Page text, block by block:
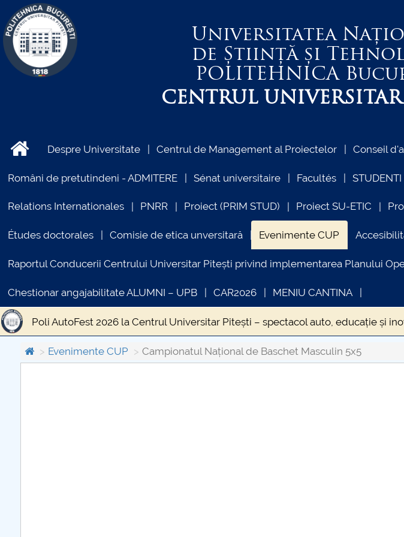
Universitatea
de Știință și
POLITEHNICA
CENTRUL
Despre Universitate Centrul de Management al Proiectelor Conseil
Români de pretutindeni - ADMITERE Sénat universitaire Facultés STUDENTI
Relations Internationales PNRR Proiect (PRIM STUD) Proiect SU-ETIC
Études doctorales Comisie de etica unversitară Evenimente CUP
Raportul Conducerii Centrului Universitar Pitești privind implementarea Planului
Chestionar angajabilitate ALUMNI – UPB CAR2026 MENIU CANTINA
Poli AutoFest 2026 la Centrul Universitar Pitești – spectacol auto, educație și
aa EDUFEST 2026: Educația viitorului, construită prin inovație, tehnologie și
Evenimente CUP
Campionatul Național de Baschet Masculin 5x5